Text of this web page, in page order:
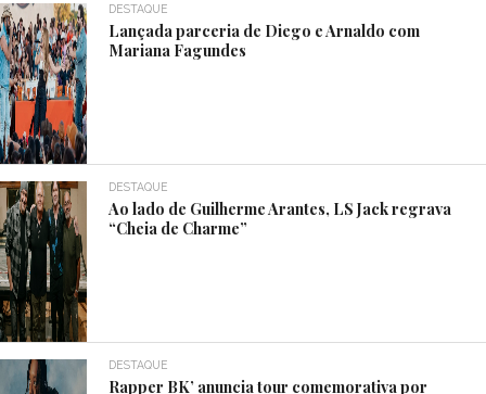
DESTAQUE
Lançada parceria de Diego e Arnaldo com
Mariana Fagundes
DESTAQUE
Ao lado de Guilherme Arantes, LS Jack regrava
“Cheia de Charme”
DESTAQUE
Rapper BK’ anuncia tour comemorativa por